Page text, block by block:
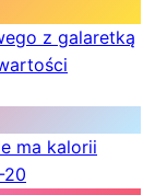
z galaretką
ma kalorii